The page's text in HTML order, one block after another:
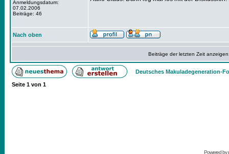
Anmeldungsdatum:
07.02.2006
Beiträge: 46
Nach oben
Beiträge der letzten Zeit
Deutsches Makuladegeneration-
Seite 1 von 1
Powered by